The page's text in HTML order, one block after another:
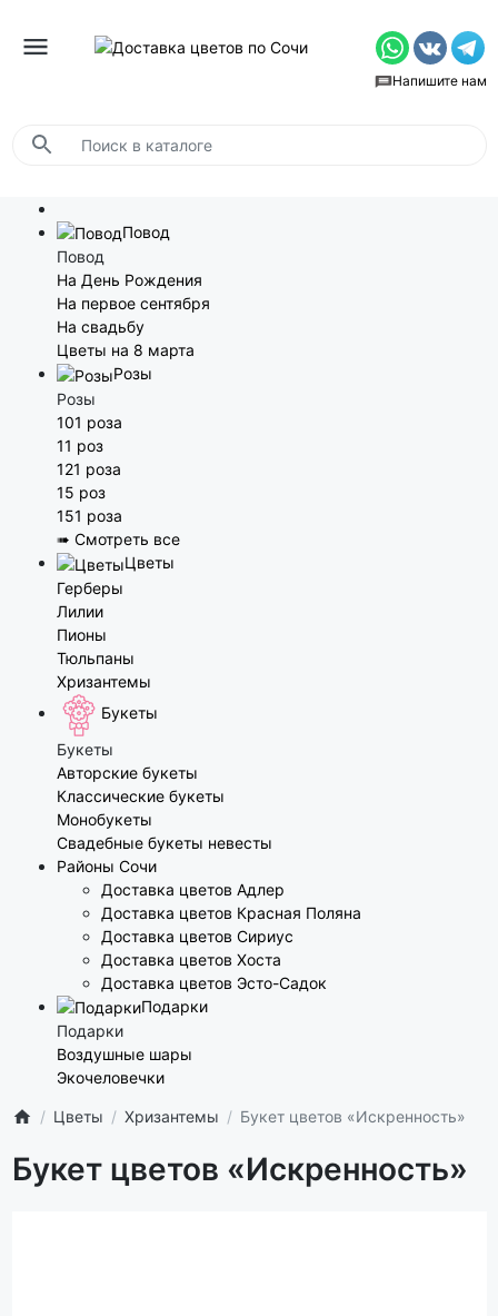
Напишите нам
Повод
Повод
На День Рождения
На первое сентября
На свадьбу
Цветы на 8 марта
Розы
Розы
101 роза
11 роз
121 роза
15 роз
151 роза
➠ Смотреть все
Цветы
Герберы
Лилии
Пионы
Тюльпаны
Хризантемы
Букеты
Букеты
Авторские букеты
Классические букеты
Монобукеты
Свадебные букеты невесты
Районы Сочи
Доставка цветов Адлер
Доставка цветов Красная Поляна
Доставка цветов Сириус
Доставка цветов Хоста
Доставка цветов Эсто-Садок
Подарки
Подарки
Воздушные шары
Экочеловечки
Цветы Хризантемы Букет цветов «Искренность»
Букет цветов «Искренность»